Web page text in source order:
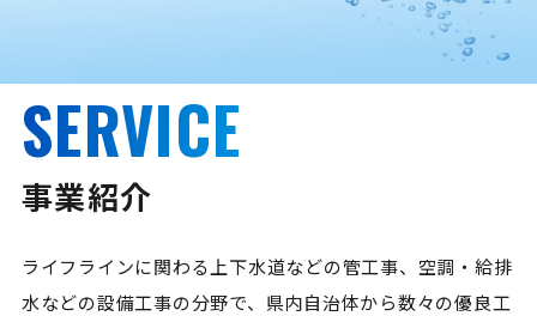
SERVICE
事業紹介
ライフラインに関わる上下水道などの管工事、空調・給排
水などの設備工事の分野で、県内自治体から数々の優良工